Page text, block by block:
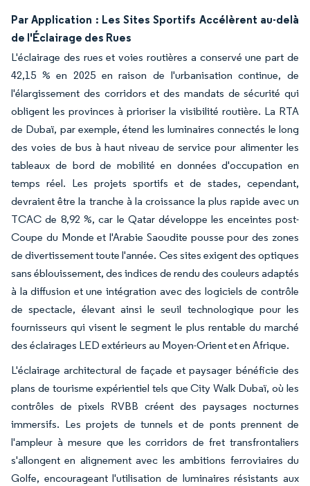
Par Application : Les Sites Sportifs Accélèrent au-delà
de l'Éclairage des Rues
L'éclairage des rues et voies routières a conservé une part de
42,15 % en 2025 en raison de l'urbanisation continue, de
l'élargissement des corridors et des mandats de sécurité qui
obligent les provinces à prioriser la visibilité routière. La RTA
de Dubaï, par exemple, étend les luminaires connectés le long
des voies de bus à haut niveau de service pour alimenter les
tableaux de bord de mobilité en données d'occupation en
temps réel. Les projets sportifs et de stades, cependant,
devraient être la tranche à la croissance la plus rapide avec un
TCAC de 8,92 %, car le Qatar développe les enceintes post-
Coupe du Monde et l'Arabie Saoudite pousse pour des zones
de divertissement toute l'année. Ces sites exigent des optiques
sans éblouissement, des indices de rendu des couleurs adaptés
à la diffusion et une intégration avec des logiciels de contrôle
de spectacle, élevant ainsi le seuil technologique pour les
fournisseurs qui visent le segment le plus rentable du marché
des éclairages LED extérieurs au Moyen-Orient et en Afrique.
L'éclairage architectural de façade et paysager bénéficie des
plans de tourisme expérientiel tels que City Walk Dubaï, où les
contrôles de pixels RVBB créent des paysages nocturnes
immersifs. Les projets de tunnels et de ponts prennent de
l'ampleur à mesure que les corridors de fret transfrontaliers
s'allongent en alignement avec les ambitions ferroviaires du
Golfe, encourageant l'utilisation de luminaires résistants aux